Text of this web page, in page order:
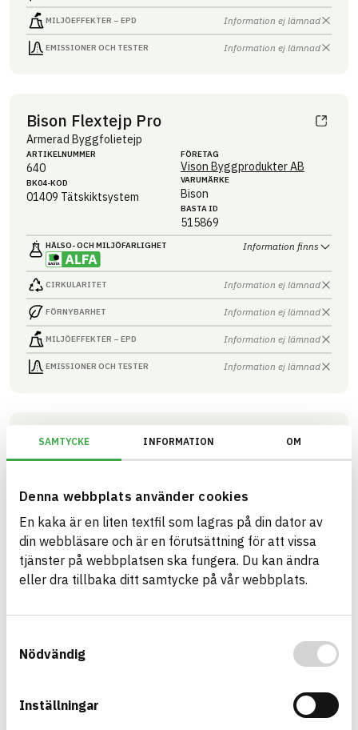
SAMTYCKE INFORMATION OM
Denna webbplats använder cookies
En kaka är en liten textfil som lagras på din dator av
din webbläsare och är en förutsättning för att vissa
tjänster på webbplatsen ska fungera. Du kan ändra
eller dra tillbaka ditt samtycke på vår webbplats.
Nödvändig
Inställningar
MILJÖEFFEKTER – EPD Information ej lämnad
EMISSIONER OCH TESTER Information ej lämnad
Bison Flextejp Pro
Armerad Byggfolietejp
ARTIKEL­NUMMER
640
BK04-KOD
01409 Tätskiktsystem
FÖRETAG
Vison Byggprodukter AB
VARUMÄRKE
Bison
BASTA ID
515869
HÄLSO- OCH MILJÖ­FARLIGHET Information finns
CIRKULARITET Information ej lämnad
FÖRNYBARHET Information ej lämnad
MILJÖEFFEKTER – EPD Information ej lämnad
EMISSIONER OCH TESTER Information ej lämnad
Bison DiffTak
Diff-öppet underlagstak
BK04-KOD
01406 Plastfolie
VARUMÄRKE
BASTA ID
507235
HÄLSO- OCH MILJÖ­FARLIGHET Information finns
MILJÖEFFEKTER – EPD Information ej lämnad